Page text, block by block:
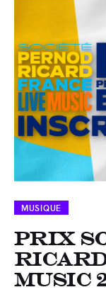
MUSIQUE
PRIX
MUSIC